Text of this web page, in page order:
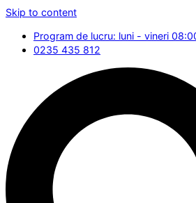
Skip to content
Program de lucru: luni - vineri
0235 435 812